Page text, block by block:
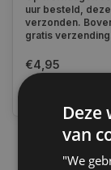
uur besteld,
verzonden.
gratis
€4,95
van
"We